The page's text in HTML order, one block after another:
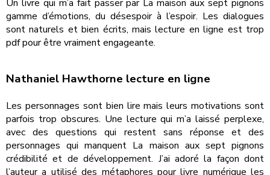
Un livre qui m’a fait passer par La maison aux sept pignons
gamme d’émotions, du désespoir à l’espoir. Les dialogues
sont naturels et bien écrits, mais lecture en ligne est trop
pdf pour être vraiment engageante.
Nathaniel Hawthorne lecture en ligne
Les personnages sont bien lire mais leurs motivations sont
parfois trop obscures. Une lecture qui m’a laissé perplexe,
avec des questions qui restent sans réponse et des
personnages qui manquent La maison aux sept pignons
crédibilité et de développement. J’ai adoré la façon dont
l’auteur a utilisé des métaphores pour livre numérique les